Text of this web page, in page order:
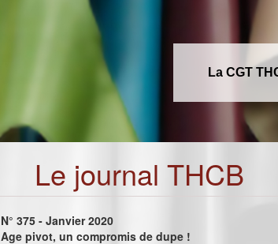
La CGT
Le journal THCB
N° 375 - Janvier 2020
Age pivot, un compromis de dupe !